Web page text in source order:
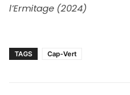
l’Ermitage (2024)
TAGS Cap-Vert